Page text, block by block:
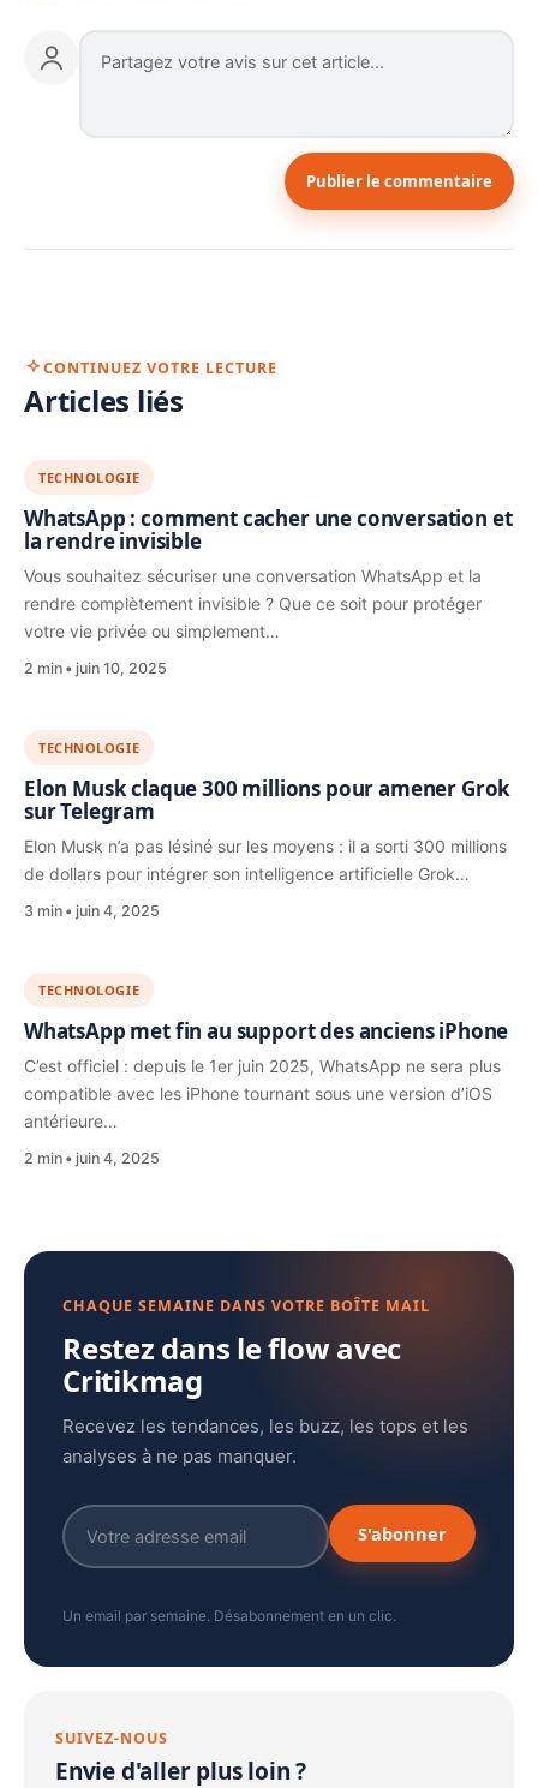
Publier le commentaire
CONTINUEZ VOTRE LECTURE
Articles liés
TECHNOLOGIE
WhatsApp : comment cacher une conversation et
la rendre invisible
Vous souhaitez sécuriser une conversation WhatsApp et la
rendre complètement invisible ? Que ce soit pour protéger
votre vie privée ou simplement…
2 min juin 10, 2025
TECHNOLOGIE
Elon Musk claque 300 millions pour amener Grok
sur Telegram
Elon Musk n’a pas lésiné sur les moyens : il a sorti 300 millions
de dollars pour intégrer son intelligence artificielle Grok…
3 min juin 4, 2025
TECHNOLOGIE
WhatsApp met fin au support des anciens iPhone
C’est officiel : depuis le 1er juin 2025, WhatsApp ne sera plus
compatible avec les iPhone tournant sous une version d’iOS
antérieure…
2 min juin 4, 2025
CHAQUE SEMAINE DANS VOTRE BOÎTE MAIL
Restez dans le flow avec
Critikmag
Recevez les tendances, les buzz, les tops et les
analyses à ne pas manquer.
S'abonner
Un email par semaine. Désabonnement en un clic.
SUIVEZ-NOUS
Envie d'aller plus loin ?